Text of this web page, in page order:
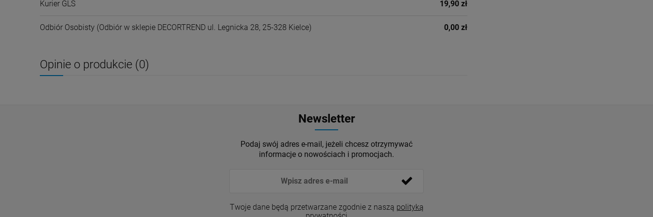
Kurier GLS 19,90 zł
Odbiór Osobisty (Odbiór w sklepie DECORTREND ul. Legnicka 28, 25-328 Kielce) 0,00 zł
Opinie o produkcie (0)
Newsletter
Podaj swój adres e-mail, jeżeli chcesz otrzymywać
informacje o nowościach i promocjach.
Twoje dane będą przetwarzane zgodnie z naszą polityką